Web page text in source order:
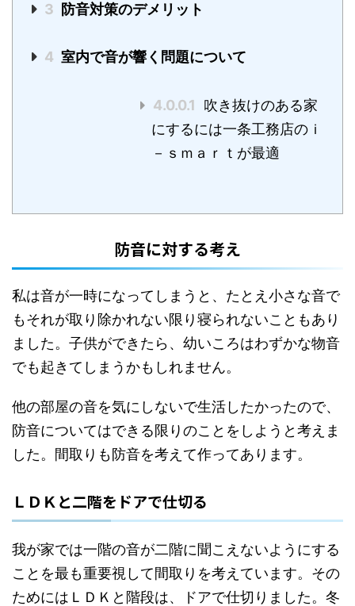
3 防音対策のデメリット
4 室内で音が響く問題について
4.0.0.1
吹き抜けのある家
にするには一条工務店のｉ
－ｓｍａｒｔが最適
防音に対する考え
私は音が一時になってしまうと、たとえ小さな音で
もそれが取り除かれない限り寝られないこともあり
ました。子供ができたら、幼いころはわずかな物音
でも起きてしまうかもしれません。
他の部屋の音を気にしないで生活したかったので、
防音についてはできる限りのことをしようと考えま
した。間取りも防音を考えて作ってあります。
ＬＤＫと二階をドアで仕切る
我が家では一階の音が二階に聞こえないようにする
ことを最も重要視して間取りを考えています。その
ためにはＬＤＫと階段は、ドアで仕切りました。冬